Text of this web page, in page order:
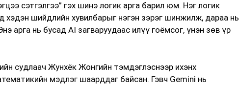
сэтгэлгээ” гэх шинэ логик арга барил юм. Нэг логик
хэдэн шийдлийн хувилбарыг нэгэн зэрэг шинжилж, дараа нь
арга нь бусад AI загваруудаас илүү гоёмсог, үнэн зөв үр
судлаач Жунхёк Жонгийн тэмдэглэснээр ихэнх
мэдлэг шаарддаг байсан. Гэвч Gemini нь